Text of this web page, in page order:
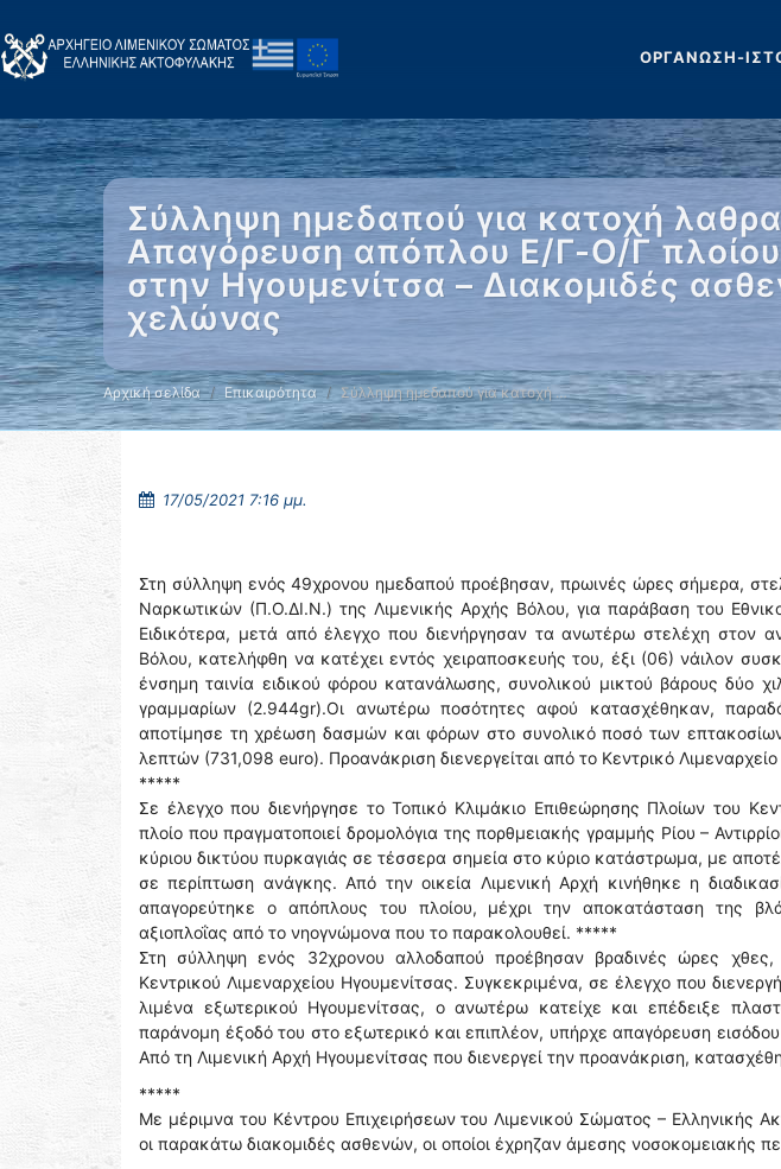
ΟΡΓΑΝΩΣΗ-
Σύλληψη ημεδαπού για κατοχή
Απαγόρευση απόπλου Ε/Γ-Ο/Γ
στην Ηγουμενίτσα – Διακομιδές
χελώνας
Αρχική σελίδα Επικαιρότητα Σύλληψη ημεδαπού για κατοχή …
17/05/2021 7:16 μμ.
Στη σύλληψη ενός 49χρονου ημεδαπού προέβησαν, πρωινές ώρες σήμερα,
Ναρκωτικών (Π.Ο.ΔΙ.Ν.) της Λιμενικής Αρχής Βόλου, για παράβαση του
Ειδικότερα, μετά από έλεγχο που διενήργησαν τα ανωτέρω στελέχη στον
Βόλου, κατελήφθη να κατέχει εντός χειραποσκευής του, έξι (06) νάιλον
ένσημη ταινία ειδικού φόρου κατανάλωσης, συνολικού μικτού βάρους δύο
γραμμαρίων (2.944gr).Οι ανωτέρω ποσότητες αφού κατασχέθηκαν,
αποτίμησε τη χρέωση δασμών και φόρων στο συνολικό ποσό των
λεπτών (731,098 euro). Προανάκριση διενεργείται από το Κεντρικό
*****
Σε έλεγχο που διενήργησε το Τοπικό Κλιμάκιο Επιθεώρησης Πλοίων του
πλοίο που πραγματοποιεί δρομολόγια της πορθμειακής γραμμής Ρίου –
κύριου δικτύου πυρκαγιάς σε τέσσερα σημεία στο κύριο κατάστρωμα, με
σε περίπτωση ανάγκης. Από την οικεία Λιμενική Αρχή κινήθηκε η
απαγορεύτηκε ο απόπλους του πλοίου, μέχρι την αποκατάσταση της
αξιοπλοΐας από το νηογνώμονα που το παρακολουθεί. *****
Στη σύλληψη ενός 32χρονου αλλοδαπού προέβησαν βραδινές ώρες
Κεντρικού Λιμεναρχείου Ηγουμενίτσας. Συγκεκριμένα, σε έλεγχο που
λιμένα εξωτερικού Ηγουμενίτσας, ο ανωτέρω κατείχε και επέδειξε
παράνομη έξοδό του στο εξωτερικό και επιπλέον, υπήρχε απαγόρευση
Από τη Λιμενική Αρχή Ηγουμενίτσας που διενεργεί την προανάκριση,
*****
Με μέριμνα του Κέντρου Επιχειρήσεων του Λιμενικού Σώματος – Ελληνικής
οι παρακάτω διακομιδές ασθενών, οι οποίοι έχρηζαν άμεσης νοσοκομειακής